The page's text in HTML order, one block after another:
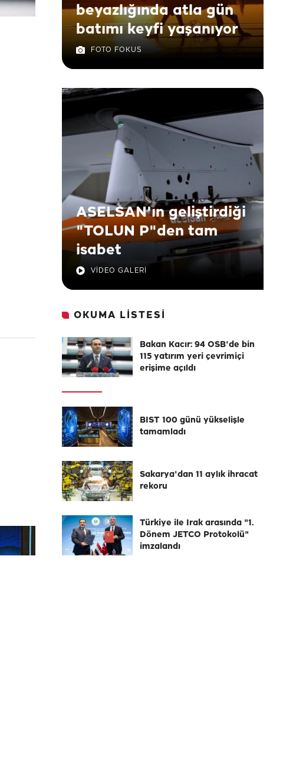
beyazlığında atla gün
batımı keyfi yaşanıyor
FOTO FOKUS
ASELSAN'ın geliştirdiği
"TOLUN P"den tam
isabet
VİDEO GALERİ
OKUMA LİSTESİ
Bakan Kacır: 94 OSB'de bin
115 yatırım yeri çevrimiçi
erişime açıldı
BIST 100 günü yükselişle
tamamladı
Sakarya'dan 11 aylık ihracat
rekoru
Türkiye ile Irak arasında "1.
Dönem JETCO Protokolü"
imzalandı